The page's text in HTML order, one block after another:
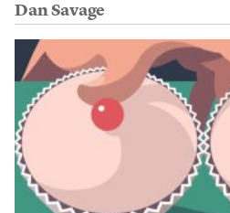
Dan Savage